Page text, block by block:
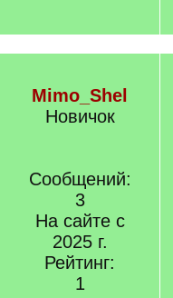
Mimo_Shel
Новичок
Сообщений:
3
На сайте с
2025 г.
Рейтинг:
1